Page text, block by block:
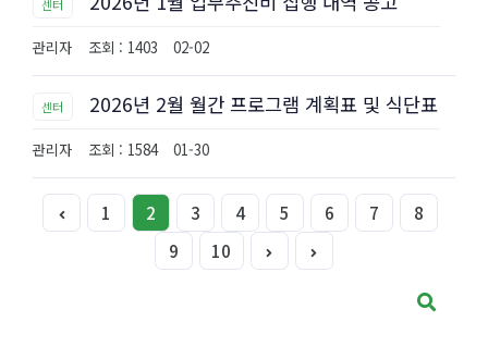
센터
관리자 조회 : 1403 02-02
센터 2026년 2월 월간 프로그램 계획표 및 식단표
관리자 조회 : 1584 01-30
1 2 3 4 5 6 7
8
9
10